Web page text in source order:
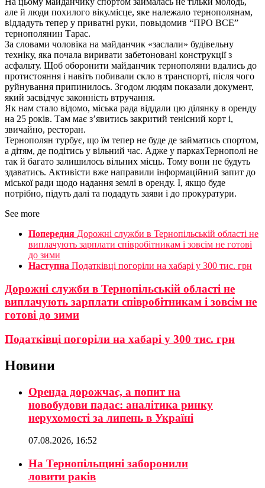
але й люди похилого віку.місце, яке належало тернополянам,
віддадуть тепер у приватні руки, повыдомив “ПРО ВСЕ”
тернополянин Тарас.
За словами чоловіка на майданчик «заслали» будівельну
техніку, яка почала виривати забетоновані конструкції з
асфальту. Щоб оборонити майданчик тернополяни вдались до
протистояння і навіть побивали скло в транспорті, після чого
руйнування припинилось. Згодом людям показали документ,
який засвідчує законність втручання.
Як нам стало відомо, міська рада віддали цю ділянку в оренду
на 25 років. Там має з’явитись закритий тенісний корт і,
звичайно, ресторан.
Тернополян турбує, що їм тепер не буде де займатись спортом,
а дітям, де подітись у вільний час. Адже у паркахТернополі не
так й багато залишилось вільних місць. Тому вони не будуть
здаватись. Активісти вже направили інформаційний запит до
міської ради щодо надання землі в оренду. І, якщо буде
потрібно, підуть далі та подадуть заяви і до прокуратури.
See more
Попередня Дорожні служби в Тернопільській області не
виплачують зарплати співробітникам і зовсім не готові
до зими
Наступна Податківці погоріли на хабарі у 300 тис. грн
Дорожні служби в Тернопільській області не
виплачують зарплати співробітникам і зовсім не
готові до зими
Податківці погоріли на хабарі у 300 тис. грн
Новини
Оренда дорожчає, а попит на
новобудови падає: аналітика ринку
нерухомості за липень в Україні
07.08.2026, 16:52
На Тернопільщині заборонили
ловити раків